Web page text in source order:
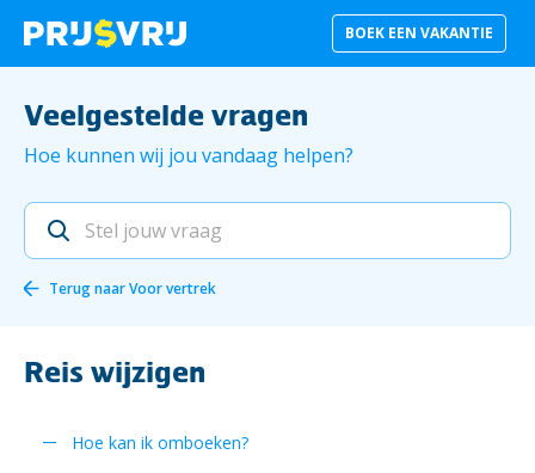
BOEK EEN VAKANTIE
Veelgestelde vragen
Hoe kunnen wij jou vandaag helpen?
Terug naarVoor vertrek
Reis wijzigen
Hoe kan ik omboeken?